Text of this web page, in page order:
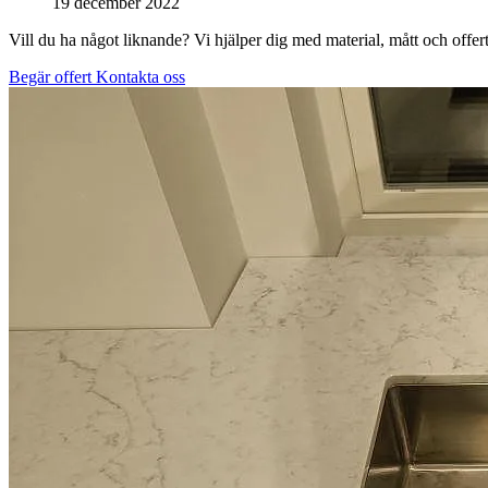
Vill du ha något liknande? Vi hjälper dig med material, mått och
Begär offert Kontakta oss